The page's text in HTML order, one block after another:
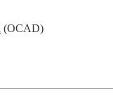
(OCAD)